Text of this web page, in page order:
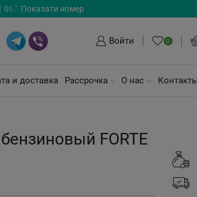
067 Показати номер
Войти 0
и доставка Рассрочка О нас
FORTE